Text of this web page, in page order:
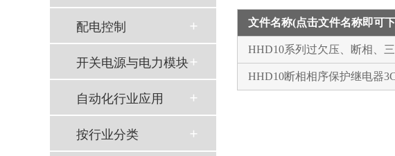
文件名称(点击文件名称即可
HHD10系列过欠压、断相、
HHD10断相相序保护继电器
配电控制
开关电源与电力模块
自动化行业应用
按行业分类